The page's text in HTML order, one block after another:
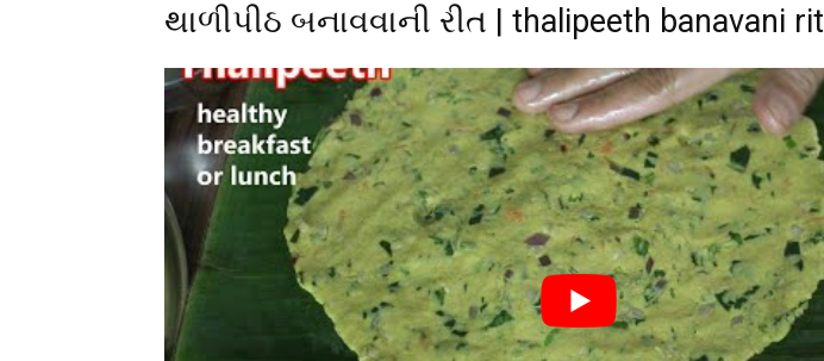
થાળીપીઠ બનાવવાની રીત | thalipeeth banavani rit